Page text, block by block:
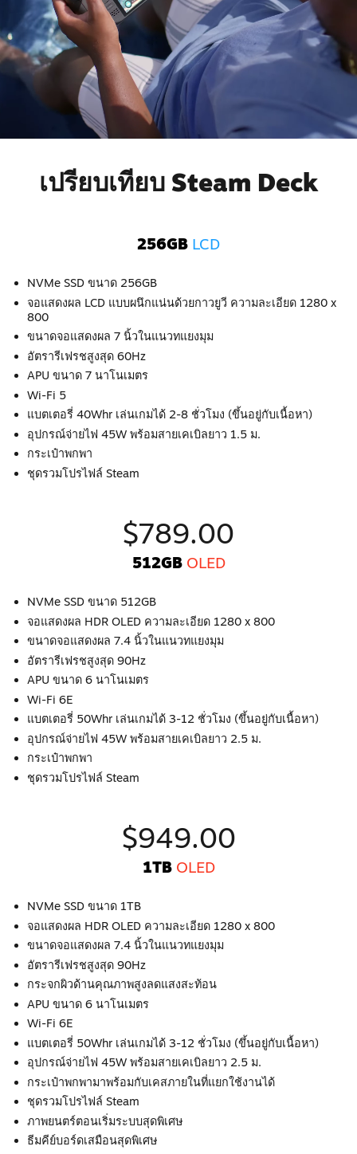
เปรียบเทียบ Steam Deck
256GB LCD
NVMe SSD ขนาด 256GB
จอแสดงผล LCD แบบผนึกแน่นด้วยกาวยูวี ความละเอียด 1280 x
800
ขนาดจอแสดงผล 7 นิ้วในแนวทแยงมุม
อัตรารีเฟรชสูงสุด 60Hz
APU ขนาด 7 นาโนเมตร
Wi-Fi 5
แบตเตอรี่ 40Whr เล่นเกมได้ 2-8 ชั่วโมง (ขึ้นอยู่กับเนื้อหา)
อุปกรณ์จ่ายไฟ 45W พร้อมสายเคเบิลยาว 1.5 ม.
กระเป๋าพกพา
ชุดรวมโปรไฟล์ Steam
$789.00
512GB OLED
NVMe SSD ขนาด 512GB
จอแสดงผล HDR OLED ความละเอียด 1280 x 800
ขนาดจอแสดงผล 7.4 นิ้วในแนวทแยงมุม
อัตรารีเฟรชสูงสุด 90Hz
APU ขนาด 6 นาโนเมตร
Wi-Fi 6E
แบตเตอรี่ 50Whr เล่นเกมได้ 3-12 ชั่วโมง (ขึ้นอยู่กับเนื้อหา)
อุปกรณ์จ่ายไฟ 45W พร้อมสายเคเบิลยาว 2.5 ม.
กระเป๋าพกพา
ชุดรวมโปรไฟล์ Steam
$949.00
1TB OLED
NVMe SSD ขนาด 1TB
จอแสดงผล HDR OLED ความละเอียด 1280 x 800
ขนาดจอแสดงผล 7.4 นิ้วในแนวทแยงมุม
อัตรารีเฟรชสูงสุด 90Hz
กระจกผิวด้านคุณภาพสูงลดแสงสะท้อน
APU ขนาด 6 นาโนเมตร
Wi-Fi 6E
แบตเตอรี่ 50Whr เล่นเกมได้ 3-12 ชั่วโมง (ขึ้นอยู่กับเนื้อหา)
อุปกรณ์จ่ายไฟ 45W พร้อมสายเคเบิลยาว 2.5 ม.
กระเป๋าพกพามาพร้อมกับเคสภายในที่แยกใช้งานได้
ชุดรวมโปรไฟล์ Steam
ภาพยนตร์ตอนเริ่มระบบสุดพิเศษ
ธีมคีย์บอร์ดเสมือนสุดพิเศษ